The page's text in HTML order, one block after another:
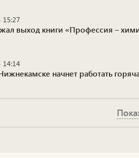
15:27
выход книги «Профессия –
14:14
начнет работать